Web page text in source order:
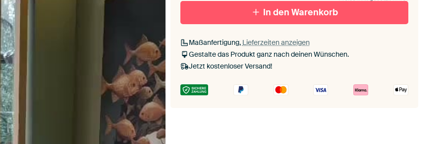
In den Warenkorb
Maßanfertigung, Lieferzeiten anzeigen
Gestalte das Produkt ganz nach deinen Wünschen.
Jetzt kostenloser Versand!